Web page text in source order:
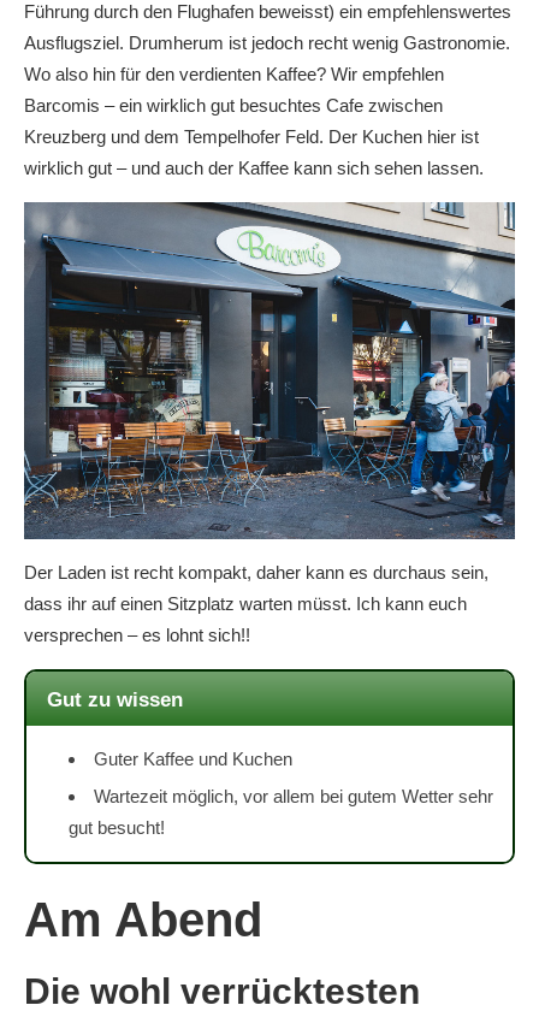
Führung durch den Flughafen beweisst) ein empfehlenswertes
Ausflugsziel. Drumherum ist jedoch recht wenig Gastronomie.
Wo also hin für den verdienten Kaffee? Wir empfehlen
Barcomis – ein wirklich gut besuchtes Cafe zwischen
Kreuzberg und dem Tempelhofer Feld. Der Kuchen hier ist
wirklich gut – und auch der Kaffee kann sich sehen lassen.
Der Laden ist recht kompakt, daher kann es durchaus sein,
dass ihr auf einen Sitzplatz warten müsst. Ich kann euch
versprechen – es lohnt sich!!
Gut zu wissen
Guter Kaffee und Kuchen
Wartezeit möglich, vor allem bei gutem Wetter sehr
gut besucht!
Am Abend
Die wohl verrücktesten